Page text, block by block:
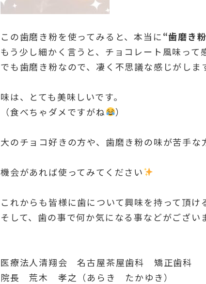
この歯磨き粉を使ってみると、本当に“歯磨き
もう少し細かく言うと、チョコレート風味って
でも歯磨き粉なので、凄く不思議な感じがしま
味は、とても美味しいです。
（食べちゃダメですがね
）
大のチョコ好きの方や、歯磨き粉の味が苦手
機会があれば使ってみてください
これからも皆様に歯について興味を持って頂
そして、歯の事で何か気になる事などがござ
医療法人清翔会 名古屋茶屋歯科 矯正歯科
院長 荒木 孝之（あらき たかゆき）